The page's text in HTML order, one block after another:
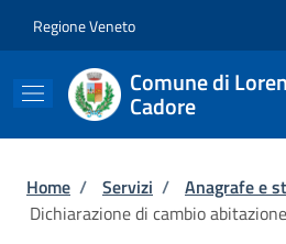
Regione Veneto
Comune di
Cadore
Briciole di pane
Home / Servizi / Anagrafe e
Dichiarazione di cambio